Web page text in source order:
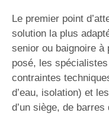
Le premier point
solution la plus
senior ou baignoire à
posé, les
contraintes
d’eau, isolation) et
d’un siège, de